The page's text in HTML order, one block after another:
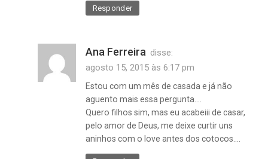
Responder
Ana Ferreira disse:
agosto 15, 2015 às 6:17 pm
Estou com um mês de casada e já não
aguento mais essa pergunta….
Quero filhos sim, mas eu acabeiii de casar,
pelo amor de Deus, me deixe curtir uns
aninhos com o love antes dos cotocos….